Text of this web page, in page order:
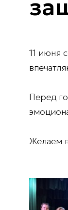
11 июня
Перед
Желаем